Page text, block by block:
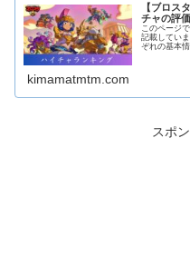
【ブロス
チャの評
このページ
記載してい
ぞれの基本
kimamatmtm.com
スポ